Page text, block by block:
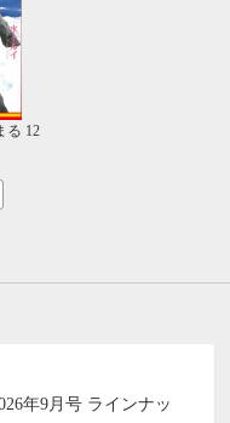
る 12
年9月号 ラインナッ